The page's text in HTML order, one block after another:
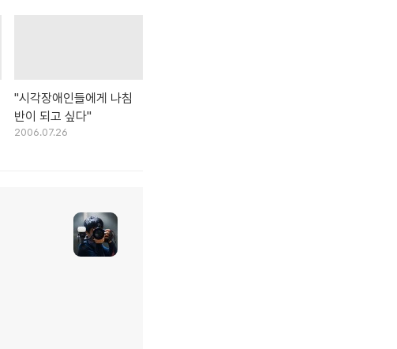
"시각장애인들에게 나침
반이 되고 싶다"
2006.07.26